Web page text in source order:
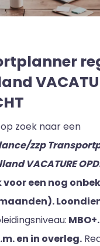
op zoek naar een
zzp
VACATURE
voor een nog
MBO+.
en in overleg.